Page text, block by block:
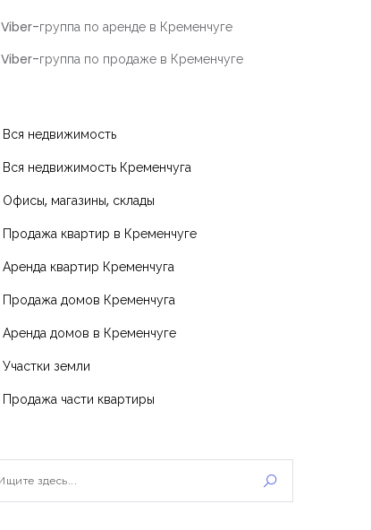
Viber-группа по аренде в Кременчуге
Viber-группа по продаже в Кременчуге
Вся недвижимость
Вся недвижимость Кременчуга
Офисы, магазины, склады
Продажа квартир в Кременчуге
Аренда квартир Кременчуга
Продажа домов Кременчуга
Аренда домов в Кременчуге
Участки земли
Продажа части квартиры